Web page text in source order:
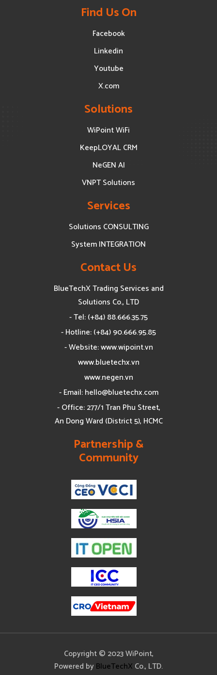
Find Us On
Facebook
Linkedin
Youtube
X.com
Solutions
WiPoint WiFi
KeepLOYAL CRM
NeGEN AI
VNPT Solutions
Services
Solutions CONSULTING
System INTEGRATION
Contact Us
BlueTechX Trading Services and
Solutions Co., LTD
- Tel: (+84) 88.666.35.75
- Hotline: (+84) 90.666.95.85
- Website: www.wipoint.vn
www.bluetechx.vn
www.negen.vn
- Email:hello@bluetechx.com
- Office: 277/1 Tran Phu Street,
An Dong Ward (District 5), HCMC
Partnership &
Community
Copyright © 2023 WiPoint,
Powered byBlueTechX Co., LTD.